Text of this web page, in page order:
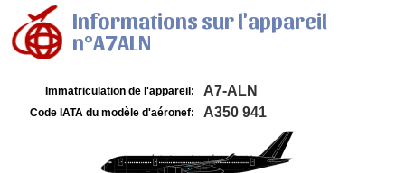
Informations sur l'appareil
n°A7ALN
Immatriculation de l'appareil: A7-ALN
Code IATA du modèle d'aéronef: A350 941